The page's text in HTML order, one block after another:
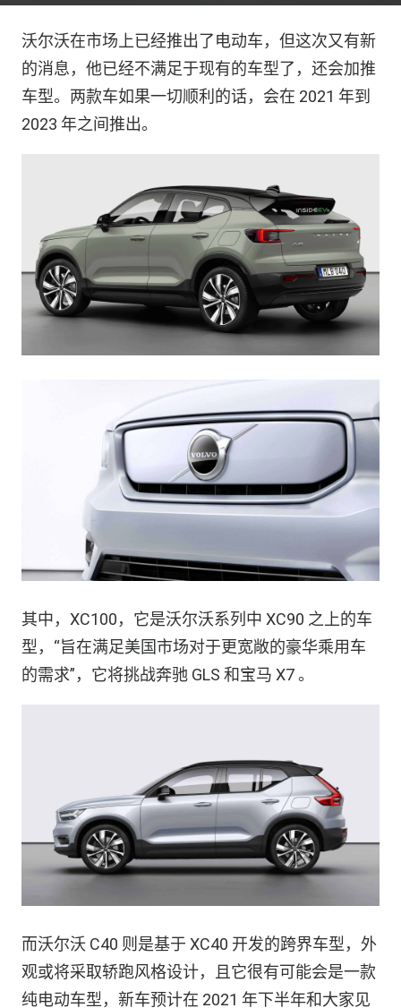
沃尔沃在市场上已经推出了电动车，但这次又有新
的消息，他已经不满足于现有的车型了，还会加推
车型。两款车如果一切顺利的话，会在 2021 年到
2023 年之间推出。
其中，XC100，它是沃尔沃系列中 XC90 之上的车
型，“旨在满足美国市场对于更宽敞的豪华乘用车
的需求”，它将挑战奔驰 GLS 和宝马 X7 。
而沃尔沃 C40 则是基于 XC40 开发的跨界车型，外
观或将采取轿跑风格设计，且它很有可能会是一款
纯电动车型，新车预计在 2021 年下半年和大家见